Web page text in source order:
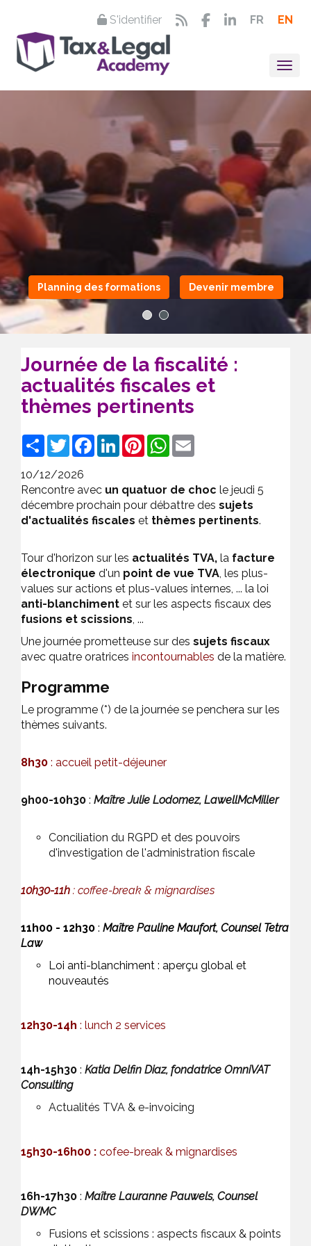
S'identifier FR EN
Planning des formations Devenir membre
1 2
Journée de la fiscalité :
actualités fiscales et
thèmes pertinents
ShareTwitterFacebook
LinkedInPinterestWhatsApp
10/12/2026
Rencontre avec un quatuor de choc le jeudi 5
décembre prochain pour débattre des sujets
d'actualités fiscales et thèmes pertinents.
Tour d'horizon sur les actualités TVA, la facture
électronique d'un point de vue TVA, les plus-
values sur actions et plus-values internes, ... la loi
anti-blanchiment et sur les aspects fiscaux des
fusions et scissions, ...
Une journée prometteuse sur des sujets fiscaux
avec quatre oratrices incontournables de la matière.
Programme
Le programme (*) de la journée se penchera sur les
thèmes suivants.
8h30 : accueil petit-déjeuner
9h00-10h30 : Maître Julie Lodomez, LawellMcMiller
Conciliation du RGPD et des pouvoirs
d'investigation de l'administration fiscale
10h30-11h : coffee-break & mignardises
11h00 - 12h30 : Maître Pauline Maufort, Counsel Tetra
Law
Loi anti-blanchiment : aperçu global et
nouveautés
12h30-14h : lunch 2 services
14h-15h30 : Katia Delfin Diaz, fondatrice OmniVAT
Consulting
Actualités TVA & e-invoicing
15h30-16h00 : cofee-break & mignardises
16h-17h30 : Maître Lauranne Pauwels, Counsel
DWMC
Fusions et scissions : aspects fiscaux & points